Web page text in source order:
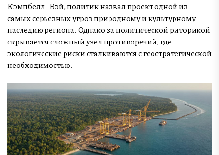
Кэмпбелл–Бэй, политик назвал проект одной из
самых серьезных угроз природному и культурному
наследию региона. Однако за политической риторикой
скрывается сложный узел противоречий, где
экологические риски сталкиваются с геостратегической
необходимостью.